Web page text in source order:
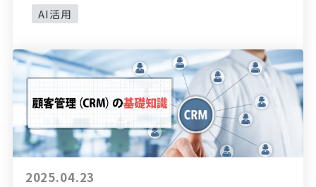
AI活用
2025.04.23